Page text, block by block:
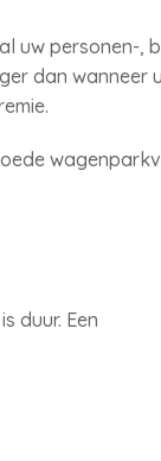
uw personen-,
dan wanneer
duur. Een